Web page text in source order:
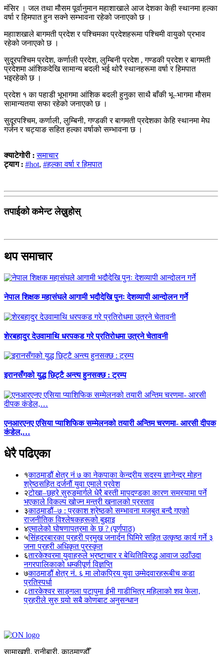
मंसिर । जल तथा मौसम पूर्वानुमान महाशाखाले आज देशका केही स्थानमा हल्का
वर्षा र हिमपात हुन सक्ने सम्भावना रहेको जनाएको छ ।
महााशखाले बागमती प्रदेश र पश्चिमका प्रदेशहरूमा पश्चिमी वायुको प्रभाव
रहेको जनाएको छ ।
सुदूरपश्चिम प्रदेश, कर्णाली प्रदेश, लुम्बिनी प्रदेश , गण्डकी प्रदेश र बागमती
प्रदेशमा आंशिकदेखि सामान्य बदली भई थोरै स्थानहरूमा वर्षा र हिमपात
भइरहेको छ ।
प्रदेश १ का पहाडी भूभागमा आंशिक बदली हुनुका साथै बाँकी भू–भागमा मौसम
सामान्यतया सफा रहेको जनाएको छ ।
सुदूरपश्चिम, कर्णाली, लुम्बिनी, गण्डकी र बागमती प्रदेशका केहि स्थानमा मेघ
गर्जन र चट्याङ सहित हल्का वर्षाको सम्भावना छ ।
क्याटेगोरी :समाचार
ट्याग : #hot, #हल्का वर्षा र हिमपात
तपाईको कमेन्ट लेख्नुहोस्
थप समाचार
नेपाल शिक्षक महासंघले आगामी भदौदेखि पुनः देशव्यापी आन्दोलन गर्ने
शेरबहादुर देउवामाथि धरपकड गरे प्रतिरोधमा उत्रने चेतावनी
इरानसँगको युद्ध छिट्टै अन्त्य हुनसक्छ : ट्रम्प
एनआरएनए एसिया प्याशिफिक सम्मेलनको तयारी अन्तिम चरणमा- आरसी दीपक
कंडेल,…
धेरै पढिएका
१काठमाडौं क्षेत्र नं ७ का नेकपाका केन्द्रीय सदस्य ज्ञानेन्द्र मोहन
श्रेष्ठसहित दर्जनौं युवा एमाले प्रवेश
२टोखा–छहरे सुरुङमार्गले धेरै बस्ती मापदण्डका कारण समस्यामा पर्ने
भएकाले विकल्प खोज्न मन्त्री खनालको प्रस्ताव
३काठमाडौं–७ : प्रकाश श्रेष्ठको सम्भावना मजबुत बन्दै गएको
राजनीतिक विश्लेषकहरूको बुझाइ
४एमालेको घोषणापत्रमा के छ ? (पूर्णपाठ)
५सिंहदरबारका प्रहरी प्रमुख जनार्दन घिमिरे सहित उत्कृष्ठ कार्य गर्ने ३
जना प्रहरी अधिकृत पुरस्कृत
६तारकेश्वरमा युवाहरुले भ्रष्टाचार र बेथितिविरुद्ध आवाज उठाँउदा
नगरपालिकाको धम्कीपूर्ण विज्ञप्ति
७काठमाडौं क्षेत्र नं. ६ मा लोकप्रिय युवा उम्मेदवारहरूबीच कडा
प्रतिस्पर्धा
८तारकेश्वर साङ्गला पटापुमा ईभी गाडीभित्र महिलाको शव फेला,
प्रहरीले सुरु गर्‍यो सबै कोणबाट अनुसन्धान
सामाखुशी, रानीबारी, काठमाण्डौँ